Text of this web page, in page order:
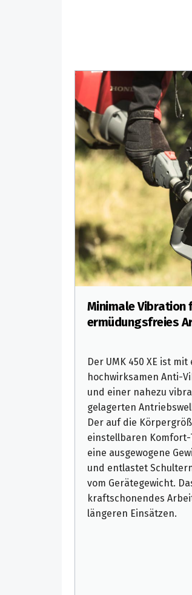
Minimale Vibration
ermüdungsfreies
Der UMK 450 XE ist
hochwirksamen Anti-
und einer nahezu
gelagerten
Der auf die
einstellbaren
eine ausgewogene
und entlastet
vom Gerätegewicht.
kraftschonendes
längeren Einsätzen.